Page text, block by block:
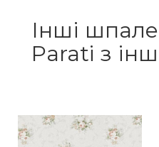
Інші
Parati з